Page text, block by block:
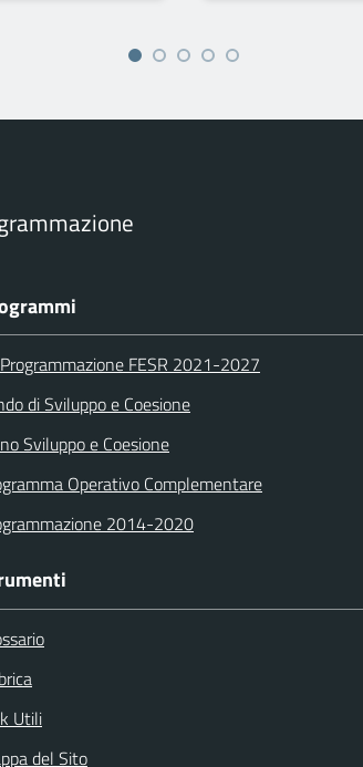
FESR 2021-2027
di Sviluppo e Coesione
Sviluppo e Coesione
Operativo Complementare
2014-2020
Utili
del Sito